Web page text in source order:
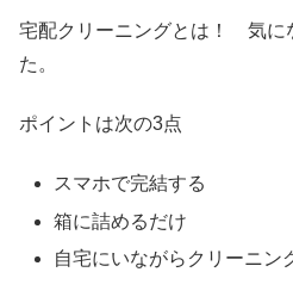
宅配クリーニングとは！ 気に
た。
ポイントは次の3点
スマホで完結する
箱に詰めるだけ
自宅にいながらクリーニン